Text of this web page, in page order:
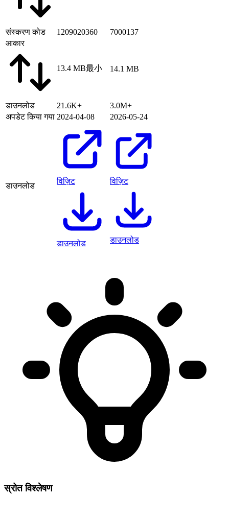
संस्करण कोड 1209020360
7000137
आकार
13.4 MB最小 14.1 MB
डाउनलोड 21.6K+
3.0M+
अपडेट किया गया 2024-04-08 2026-05-24
डाउनलोड
विज़िट
डाउनलोड
विज़िट
डाउनलोड
स्रोत विश्लेषण